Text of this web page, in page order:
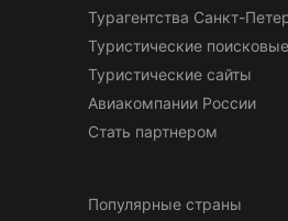
Турагентства Санкт-
Туристические
Туристические сайты
Авиакомпании России
Стать партнером
Популярные страны